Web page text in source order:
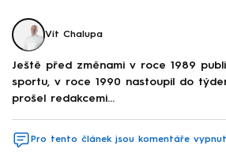
Vít Chalupa
Ještě před změnami v roce 1989
sportu, v roce 1990 nastoupil do
prošel redakcemi...
Pro tento článek jsou komentáře